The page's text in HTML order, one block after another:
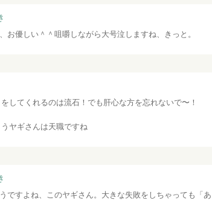
お優しい＾＾咀嚼しながら大号泣しますね、きっと。
してくれるのは流石！でも肝心な方を忘れないで〜！
ヤギさんは天職ですね
ですよね、このヤギさん。大きな失敗をしちゃっても「